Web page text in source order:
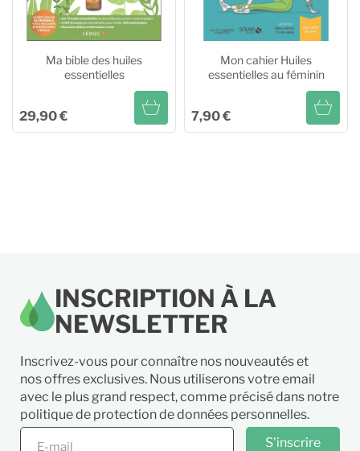
Ma bible des huiles
essentielles
29,90 €
Mon cahier Huiles
essentielles au féminin
7,90 €
INSCRIPTION À LA
NEWSLETTER
Inscrivez-vous pour connaître nos nouveautés et
nos offres exclusives. Nous utiliserons votre email
avec le plus grand respect, comme précisé dans notre
politique de protection de données personnelles.
S'inscrire